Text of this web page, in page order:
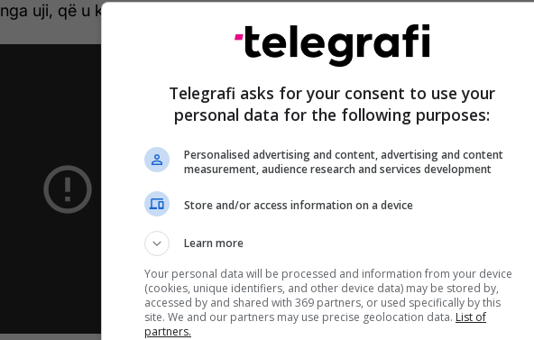
nga uji, që u ka hyrë banorëve edhe nëpër shtëpi. /Telegrafi/
Telegrafi asks for your consent to use your
personal data for the following purposes:
Personalised advertising and content, advertising and content
measurement, audience research and services development
Store and/or access information on a device
Learn more
Your personal data will be processed and information from your device
(cookies, unique identifiers, and other device data) may be stored by,
accessed by and shared with 369 partners, or used specifically by this
site. We and our partners may use precise geolocation data. List of
partners.